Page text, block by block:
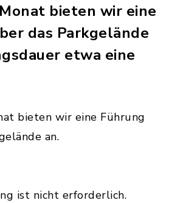
bieten wir eine
das Parkgelände
etwa eine
bieten wir eine Führung
an.
ist nicht erforderlich.